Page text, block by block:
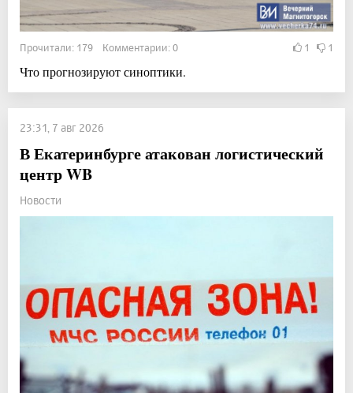
Прочитали: 179 Комментарии: 0 1 1
Что прогнозируют синоптики.
23:31, 7 авг 2026
В Екатеринбурге атакован логистический
центр WB
Новости